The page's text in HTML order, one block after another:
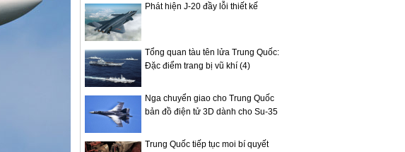
Phát hiện J-20 đầy lỗi thiết kế
Tổng quan tàu tên lửa Trung Quốc:
Đặc điểm trang bị vũ khí (4)
Nga chuyển giao cho Trung Quốc
bản đồ điện tử 3D dành cho Su-35
Trung Quốc tiếp tục moi bí quyết